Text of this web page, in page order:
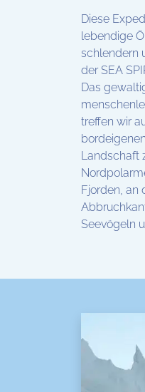
Diese
lebendige
schlendern
der SEA
Das
treffen wir
Landschaft
Fjorden, an
Seevögeln